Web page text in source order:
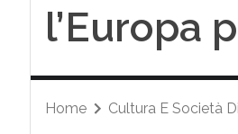
l’Europa
Home Cultura E Società